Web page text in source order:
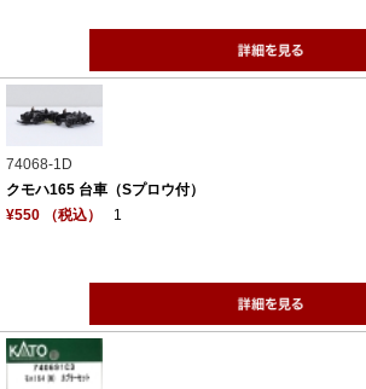
74068-1D
クモハ165 台車（Sプロウ付）
¥550 （税込）
1